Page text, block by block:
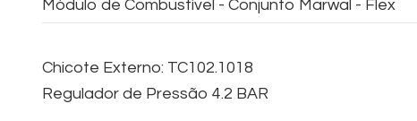
Módulo de Combustível - Conjunto Marwal - Flex
Chicote Externo: TC102.1018
Regulador de Pressão 4.2 BAR